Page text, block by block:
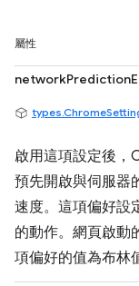
屬性
啟用這項設定後，
預先開啟與伺服器
速度。這項偏好設
的動作。網頁啟動
項偏好的值為布林